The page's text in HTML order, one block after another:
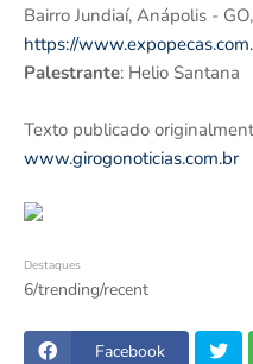
Bairro Jundiaí, Anápolis -
https://
Palestrante: Helio Santana
Texto publicado
www.girogonoticias.com.br
Destaques
6/trending/recent
Facebook